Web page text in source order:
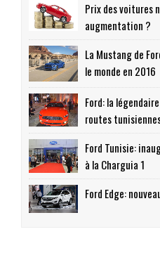
Prix des voitures
augmentation ?
La Mustang de
le monde en 2016
Ford: la
routes
Ford Tunisie:
à la Charguia 1
Ford Edge: